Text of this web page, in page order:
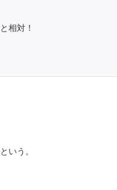
相対！
いう。